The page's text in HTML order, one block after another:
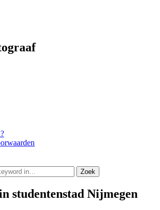
Zoek
studentenstad Nijmegen